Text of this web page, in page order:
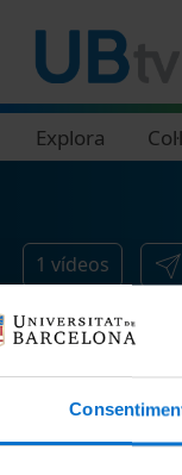
Explora
1 vídeos